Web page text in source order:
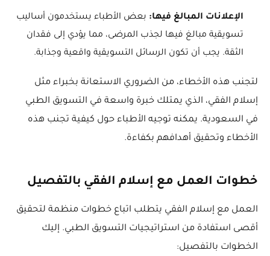
الإعلانات المبالغ فيها: بعض الأطباء يستخدمون أساليب
تسويقية مبالغ فيها لجذب المرضى، مما يؤدي إلى فقدان
الثقة. يجب أن تكون الرسائل التسويقية واقعية وجذابة.
لتجنب هذه الأخطاء، من الضروري الاستعانة بخبراء مثل
إسلام الفقي، الذي يمتلك خبرة واسعة في التسويق الطبي
في السعودية. يمكنه توجيه الأطباء حول كيفية تجنب هذه
الأخطاء وتحقيق أهدافهم بكفاءة.
خطوات العمل مع إسلام الفقي بالتفصيل
العمل مع إسلام الفقي يتطلب اتباع خطوات منظمة لتحقيق
أقصى استفادة من استراتيجيات التسويق الطبي. إليك
الخطوات بالتفصيل: